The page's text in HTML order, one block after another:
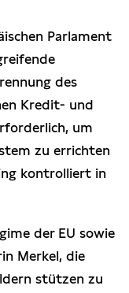
Parlament
des
Kredit- und
um
zu errichten
kontrolliert in
der EU sowie
Merkel, die
stützen zu